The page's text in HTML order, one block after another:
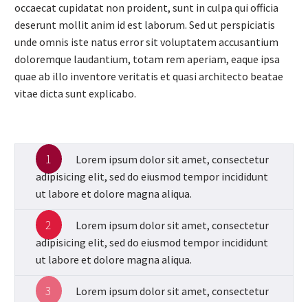
occaecat cupidatat non proident, sunt in culpa qui officia
deserunt mollit anim id est laborum. Sed ut perspiciatis
unde omnis iste natus error sit voluptatem accusantium
doloremque laudantium, totam rem aperiam, eaque ipsa
quae ab illo inventore veritatis et quasi architecto beatae
vitae dicta sunt explicabo.
1
Lorem ipsum dolor sit amet, consectetur
adipisicing elit, sed do eiusmod tempor incididunt
ut labore et dolore magna aliqua.
2
Lorem ipsum dolor sit amet, consectetur
adipisicing elit, sed do eiusmod tempor incididunt
ut labore et dolore magna aliqua.
3
Lorem ipsum dolor sit amet, consectetur